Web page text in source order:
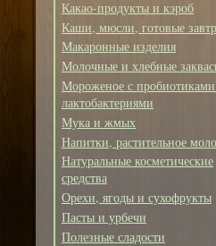
Какао-продукты и кэроб
Каши, мюсли, готовые
Макаронные изделия
Молочные и хлебные
Мороженое с
лактобактериями
Мука и жмых
Напитки, растительное
Натуральные косметические
средства
Орехи, ягоды и сухофрукты
Пасты и урбечи
Полезные сладости